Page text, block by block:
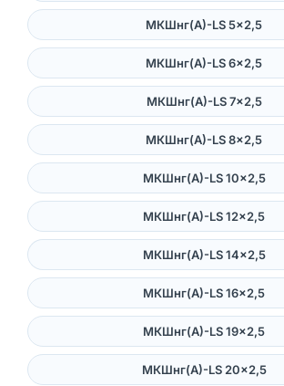
МКШнг(А)-LS 5×2,5
МКШнг(А)-LS 6×2,5
МКШнг(А)-LS 7×2,5
МКШнг(А)-LS 8×2,5
МКШнг(А)-LS 10×2,5
МКШнг(А)-LS 12×2,5
МКШнг(А)-LS 14×2,5
МКШнг(А)-LS 16×2,5
МКШнг(А)-LS 19×2,5
МКШнг(А)-LS 20×2,5